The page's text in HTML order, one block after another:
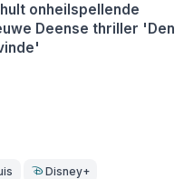
onheilspellende
Deense thriller 'Den
Disney+